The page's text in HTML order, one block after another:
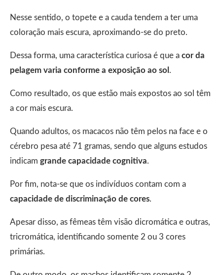
Nesse sentido, o topete e a cauda tendem a ter uma
coloração mais escura, aproximando-se do preto.
Dessa forma, uma característica curiosa é que a cor da
pelagem varia conforme a exposição ao sol .
Como resultado, os que estão mais expostos ao sol têm
a cor mais escura.
Quando adultos, os macacos não têm pelos na face e o
cérebro pesa até 71 gramas, sendo que alguns estudos
indicam grande capacidade cognitiva.
Por fim, nota-se que os indivíduos contam com a
capacidade de discriminação de cores.
Apesar disso, as fêmeas têm visão dicromática e outras,
tricromática, identificando somente 2 ou 3 cores
primárias.